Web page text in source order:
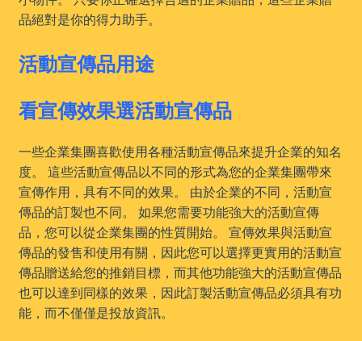
品絕對是你的得力助手。
活動宣傳品用途
看宣傳效果選活動宣傳品
一些企業集團喜歡使用各種活動宣傳品來提升企業的知名
度。 這些活動宣傳品以不同的形式為您的企業集團帶來
宣傳作用，具有不同的效果。 由於企業的不同，活動宣
傳品的訂製也不同。 如果您需要功能強大的活動宣傳
品，您可以從企業集團的性質開始。 宣傳效果與活動宣
傳品的發售和使用有關，因此您可以選擇更實用的活動宣
傳品贈送給您的推銷目標，而其他功能強大的活動宣傳品
也可以達到同樣的效果，因此訂製活動宣傳品必須具有功
能，而不僅僅是投放資訊。